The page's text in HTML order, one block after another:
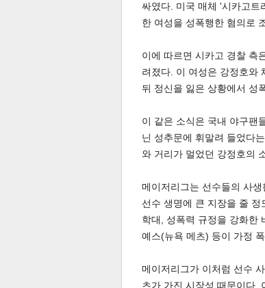
싸였다. 미국 매체 '시카고트
한 여성을 성폭행한 혐의로
이에 따르면 시카고 경찰 측
려졌다. 이 여성은 강정호와
뒤 정신을 잃은 상황에서 성
이 같은 소식은 국내 야구팬
닌 성추문에 휘말려 들었다
와 거리가 멀었던 강정호의
메이저리그는 선수들의 사
선수 생명에 큰 지장을 줄
학대, 성폭력 규정을 강화한
예스(뉴욕 메츠) 등이 가정
메이저리그가 이처럼 선수
츠가 가진 시장성 때문이다.